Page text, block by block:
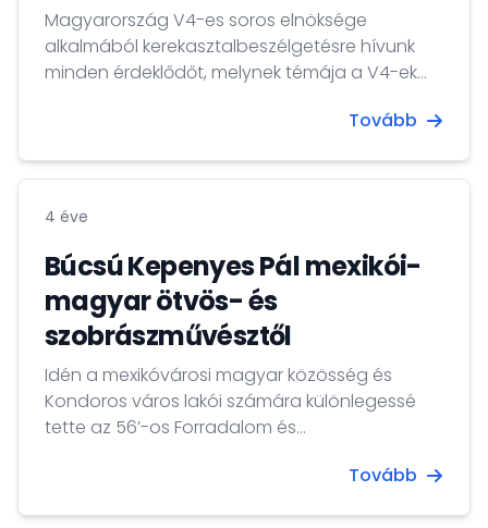
Magyarország V4-es soros elnöksége
alkalmából kerekasztalbeszélgetésre hívunk
minden érdeklődőt, melynek témája a V4-ek
Tovább
4 éve
Búcsú Kepenyes Pál mexikói-
magyar ötvös- és
szobrászművésztől
Idén a mexikóvárosi magyar közösség és
Kondoros város lakói számára különlegessé
tette az 56’-os Forradalom és
Kepenyes Páltól való végső búcsúvétel.Tovább